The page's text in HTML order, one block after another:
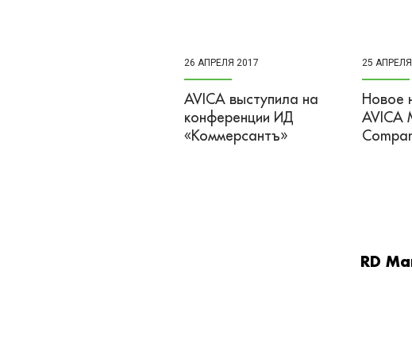
26 АПРЕЛЯ 2017
AVICA выступила на
конференции ИД
«Коммерсантъ»
25
Новое
AVICA
RD